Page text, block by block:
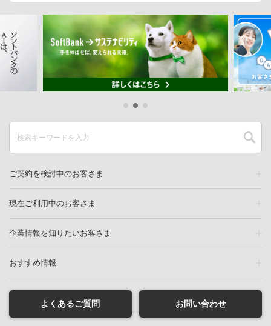
ご契約を検討中のお客さま
現在ご利用中のお客さま
企業情報を知りたいお客さま
おすすめ情報
よくあるご質問 お問い合わせ